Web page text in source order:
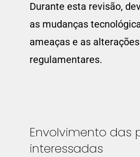
Durante esta revisão,
as mudanças
ameaças e as alterações
regulamentares.
Envolvimento das
interessadas